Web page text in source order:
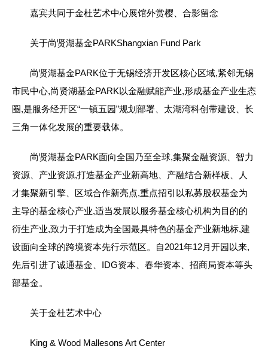
嘉宾共同于金杜艺术中心展馆外赏樱、合影留念
关于尚贤湖基金PARKShangxian Fund Park
尚贤湖基金PARK位于无锡经济开发区核心区域,紧邻无锡
市民中心,尚贤湖基金PARK以金融赋能产业,形成基金产业生态
圈,是服务经开区“一镇五园”规划部署、太湖湾科创带建设、长
三角一体化发展的重要载体。
尚贤湖基金PARK面向全国乃至全球,集聚金融资源、智力
资源、产业资源,打造基金产业新高地、产融结合新样板、人
才集聚新引擎、区域合作新亮点,重点招引以私募股权基金为
主导的基金核心产业,适当发展以服务基金核心机构为目的的
衍生产业,致力于打造成为全国最具特色的基金产业新地标,建
设面向全球的跨境资本先行示范区。自2021年12月开园以来,
先后引进了诚通基金、IDG资本、春华资本、招商局资本等头
部基金。
关于金杜艺术中心
King & Wood Mallesons Art Center